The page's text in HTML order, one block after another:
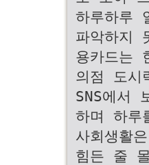
하루하루
파악하지
용카드는
의점 도시
SNS에서
하며 하루
사회생활
힘든 줄